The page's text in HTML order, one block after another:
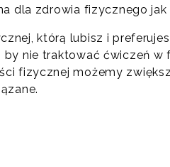
dla zdrowia fizycznego jak
którą lubisz i
nie traktować ćwiczeń w
fizycznej możemy